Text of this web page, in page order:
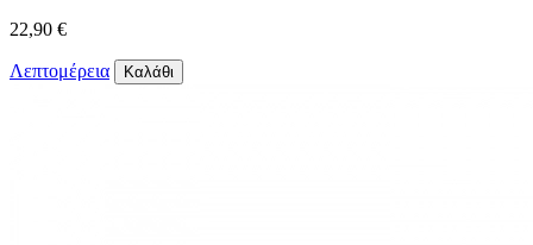
22,90 €
Λεπτομέρεια Καλάθι